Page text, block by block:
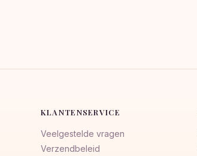
KLANTENSERVICE
Veelgestelde vragen
Verzendbeleid